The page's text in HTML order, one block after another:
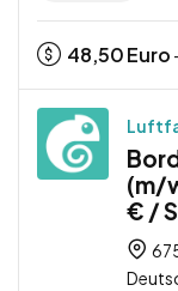
48,50Euro
(m/
€ /